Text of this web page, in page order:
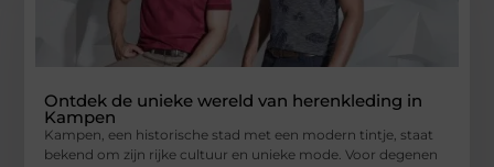
Ontdek de unieke wereld van herenkleding in
Kampen
Kampen, een historische stad met een modern tintje, staat
bekend om zijn rijke cultuur en unieke mode. Voor degenen